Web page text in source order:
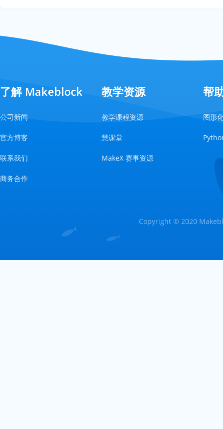
了解 Makeblock
公司新闻
官方博客
联系我们
商务合作
教学资源
教学课程资源
慧课堂
MakeX 赛事资源
帮
图形
Copyright © 2020